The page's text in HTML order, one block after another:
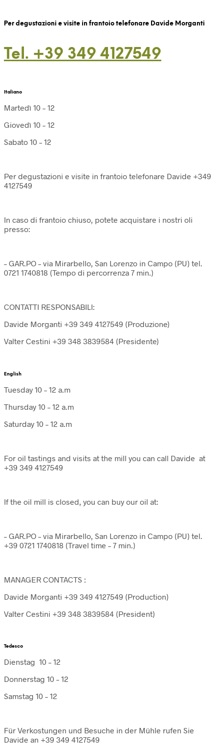
Per degustazioni e visite in frantoio telefonare Davide Morganti
Tel. +39 349 4127549
Italiano
Martedì 10 – 12
Giovedì 10 – 12
Sabato 10 – 12
Per degustazioni e visite in frantoio telefonare Davide +349
4127549
In caso di frantoio chiuso, potete acquistare i nostri oli
presso:
– GAR.PO – via Mirarbello, San Lorenzo in Campo (PU) tel.
0721 1740818 (Tempo di percorrenza 7 min.)
CONTATTI RESPONSABILI:
Davide Morganti +39 349 4127549 (Produzione)
Valter Cestini +39 348 3839584 (Presidente)
English
Tuesday 10 – 12 a.m
Thursday 10 – 12 a.m
Saturday 10 – 12 a.m
For oil tastings and visits at the mill you can call Davide at
+39 349 4127549
If the oil mill is closed, you can buy our oil at:
– GAR.PO – via Mirarbello, San Lorenzo in Campo (PU) tel.
+39 0721 1740818 (Travel time – 7 min.)
MANAGER CONTACTS :
Davide Morganti +39 349 4127549 (Production)
Valter Cestini +39 348 3839584 (President)
Tedesco
Dienstag 10 – 12
Donnerstag 10 – 12
Samstag 10 – 12
Für Verkostungen und Besuche in der Mühle rufen Sie
Davide an +39 349 4127549